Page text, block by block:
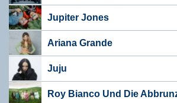
Jupiter Jones
Ariana Grande
Juju
Roy Bianco Und Die